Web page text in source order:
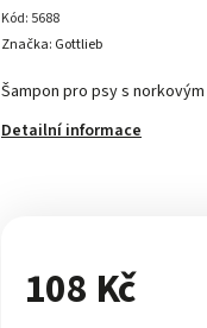
Kód: 5688
Šampon pro psy s
Detailní informace
Značka: Gottlieb
108 Kč